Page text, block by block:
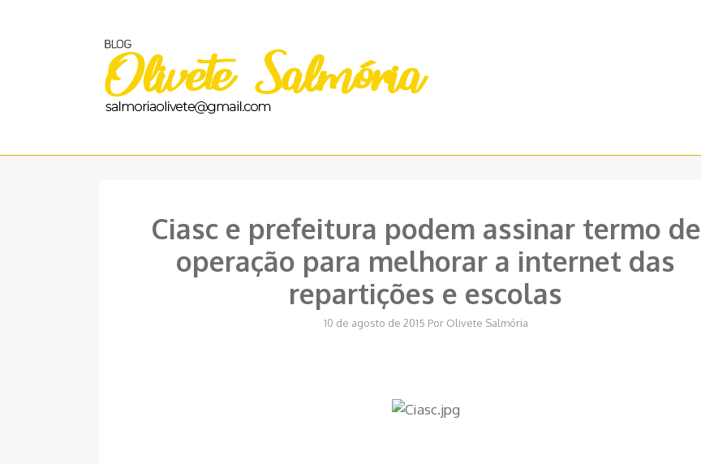
Ciasc e prefeitura podem assinar termo de
operação para melhorar a internet das
repartições e escolas
10 de agosto de 2015 Por Olivete Salmória